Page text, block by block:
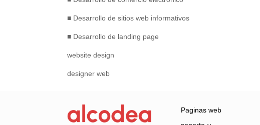
■ Desarrollo de sitios web informativos
■ Desarrollo de landing page
website design
designer web
Paginas web